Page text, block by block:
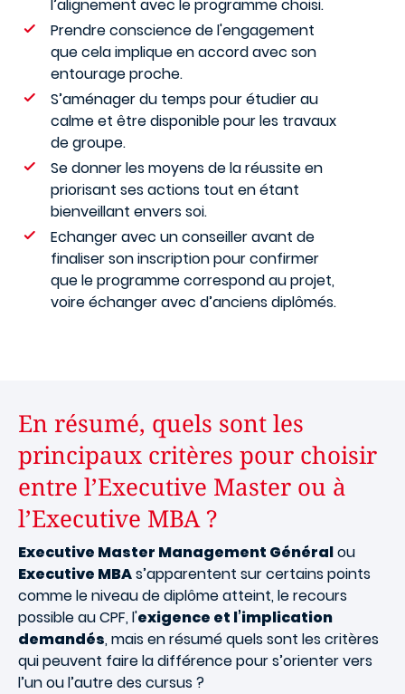
l’alignement avec le programme choisi.
Prendre conscience de l'engagement
que cela implique en accord avec son
entourage proche.
S’aménager du temps pour étudier au
calme et être disponible pour les travaux
de groupe.
Se donner les moyens de la réussite en
priorisant ses actions tout en étant
bienveillant envers soi.
Echanger avec un conseiller avant de
finaliser son inscription pour confirmer
que le programme correspond au projet,
voire échanger avec d’anciens diplômés.
En résumé, quels sont les
principaux critères pour choisir
entre l’Executive Master ou à
l’Executive MBA ?
Executive Master Management Généralou
Executive MBAs’apparentent sur certains points
comme le niveau de diplôme atteint, le recours
possible au CPF, l'exigence et l’implication
demandés, mais en résumé quels sont les critères
qui peuvent faire la différence pour s’orienter vers
l’un ou l’autre des cursus ?